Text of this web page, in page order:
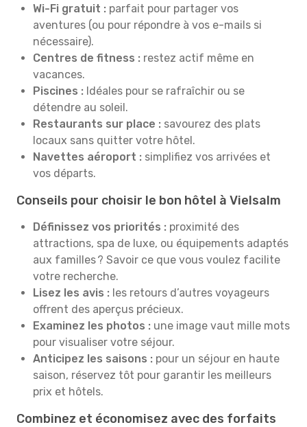
Wi-Fi gratuit : parfait pour partager vos
aventures (ou pour répondre à vos e-mails si
nécessaire).
Centres de fitness : restez actif même en
vacances.
Piscines : Idéales pour se rafraîchir ou se
détendre au soleil.
Restaurants sur place : savourez des plats
locaux sans quitter votre hôtel.
Navettes aéroport : simplifiez vos arrivées et
vos départs.
Conseils pour choisir le bon hôtel à Vielsalm
Définissez vos priorités : proximité des
attractions, spa de luxe, ou équipements adaptés
aux familles ? Savoir ce que vous voulez facilite
votre recherche.
Lisez les avis : les retours d’autres voyageurs
offrent des aperçus précieux.
Examinez les photos : une image vaut mille mots
pour visualiser votre séjour.
Anticipez les saisons : pour un séjour en haute
saison, réservez tôt pour garantir les meilleurs
prix et hôtels.
Combinez et économisez avec des forfaits